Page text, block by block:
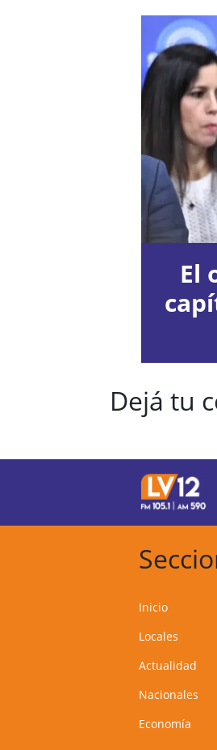
El
Dejá tu
Inicio
Locales
Actualidad
Nacionales
Economía